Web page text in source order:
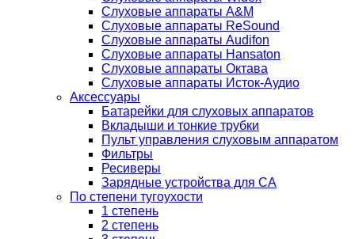
Слуховые аппараты A&M
Слуховые аппараты ReSound
Слуховые аппараты Audifon
Слуховые аппараты Hansaton
Слуховые аппараты Октава
Слуховые аппараты Исток-Аудио
Аксессуары
Батарейки для слуховых аппаратов
Вкладыши и тонкие трубки
Пульт управления слуховым аппаратом
Фильтры
Ресиверы
Зарядные устройства для СА
По степени тугоухости
1 степень
2 степень